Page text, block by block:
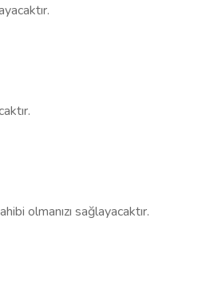
olmanızı sağlayacaktır.